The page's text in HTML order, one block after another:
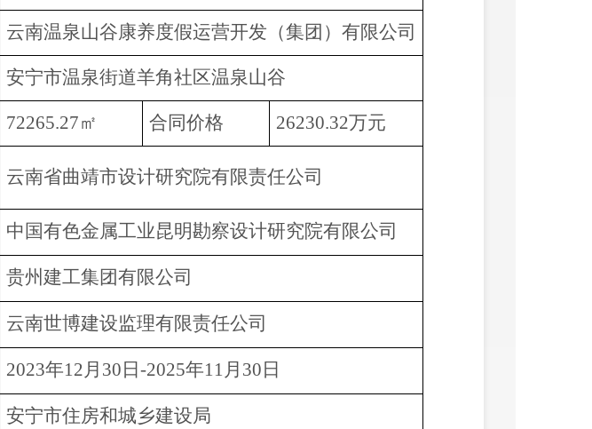
云南温泉山谷康养度假运营开发（集团）有限公司
安宁市温泉街道羊角社区温泉山谷
72265.27㎡ 合同价格 26230.32万元
云南省曲靖市设计研究院有限责任公司
中国有色金属工业昆明勘察设计研究院有限公司
贵州建工集团有限公司
云南世博建设监理有限责任公司
2023年12月30日 -2025年11月30日
安宁市住房和城乡建设局